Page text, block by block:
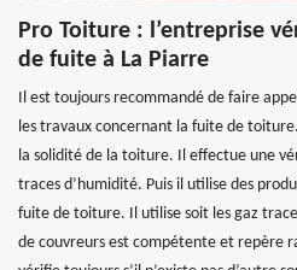
Pro Toiture : l’entreprise
de fuite à La Piarre
Il est toujours recommandé de faire
les travaux concernant la fuite de
la solidité de la toiture. Il effectue une
traces d’humidité. Puis il utilise des
fuite de toiture. Il utilise soit les gaz
de couvreurs est compétente et repère